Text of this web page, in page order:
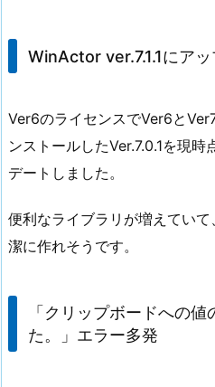
WinActor ver.7.1.1にアッ
Ver6のライセンスでVer6と
ンストールしたVer.7.0.1を現時
デートしました。
便利なライブラリが増えてい
潔に作れそうです。
「クリップボードへの
た。」エラー多発